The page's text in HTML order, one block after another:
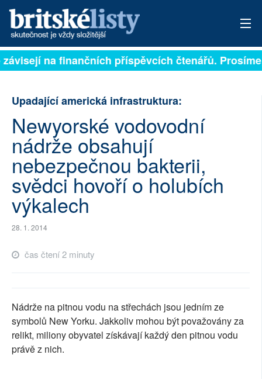
PŘIHLÁSIT
ROZHOVORY
TÉMATA
NEJČTENĚJŠÍ ZA 7 DNÍ
AUTOŘI
PŘÍSPĚVKY NA PROVOZ
RUBRIKY
PLNÁ VERZE STRÁNEK
na finančních příspěvcích čtenářů.
Upadající americká infrastruktura:
Newyorské vodovodní
nádrže obsahují
nebezpečnou bakterii,
svědci hovoří o holubích
výkalech
28. 1. 2014
čas čtení 2 minuty
Nádrže na pitnou vodu na střechách jsou jedním ze
symbolů New Yorku. Jakkoliv mohou být považovány za
relikt, miliony obyvatel získávají každý den pitnou vodu
právě z nich.